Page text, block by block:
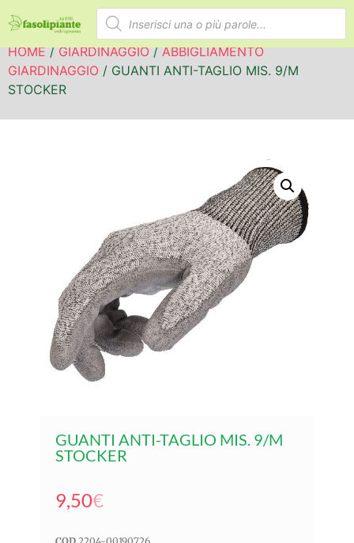
HOME/GIARDINAGGIO/ABBIGLIAMENTO
GIARDINAGGIO / GUANTI ANTI-TAGLIO MIS. 9/M
STOCKER
GUANTI ANTI-TAGLIO MIS. 9/M
STOCKER
9,50€